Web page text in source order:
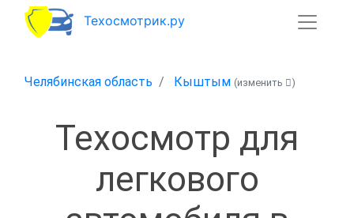
Техосмотрик.ру
Челябинская область Кыштым (изменить )
Техосмотр для
легкового